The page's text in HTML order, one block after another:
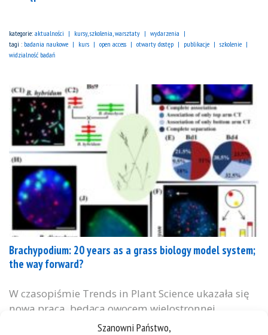
Szanowni Państwo,
kategorie: aktualności kursy, szkolenia, warsztaty
wydarzenia
tagi : badania naukowe kurs open access otwarty dostęp publikacje
szkolenie
widzialność badań
Brachypodium: 20 years as a grass biology model system;
the way forward?
W czasopiśmie Trends in Plant Science ukazała się
nowa praca, będąca owocem wielostronnej
współpracy międzynarodowej, w tym naszego